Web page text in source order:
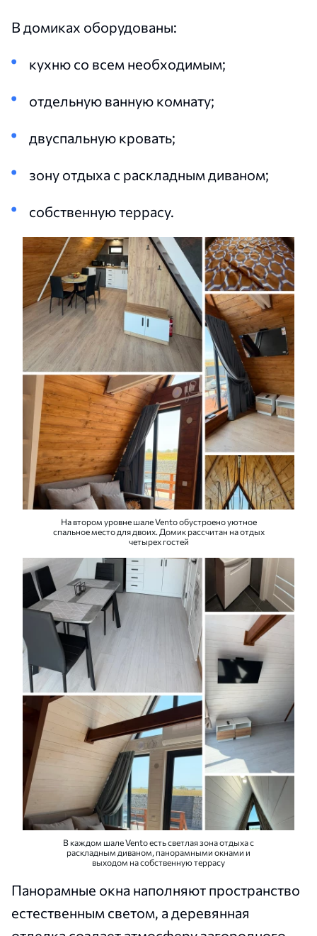
В домиках оборудованы:
кухню со всем необходимым;
отдельную ванную комнату;
двуспальную кровать;
зону отдыха с раскладным диваном;
собственную террасу.
На втором уровне шале Vento обустроено уютное
спальное место для двоих. Домик рассчитан на отдых
четырех гостей
В каждом шале Vento есть светлая зона отдыха с
раскладным диваном, панорамными окнами и
выходом на собственную террасу
Панорамные окна наполняют пространство
естественным светом, а деревянная